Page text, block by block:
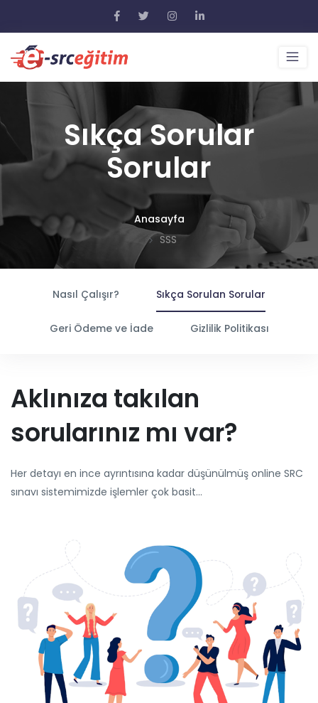
Sıkça Sorular
Sorular
Anasayfa
SSS
Nasıl Çalışır? Sıkça Sorulan Sorular
Geri Ödeme ve İade Gizlilik Politikası
Aklınıza takılan
sorularınız mı var?
Her detayı en ince ayrıntısına kadar düşünülmüş online SRC
sınavı sistemimizde işlemler çok basit...